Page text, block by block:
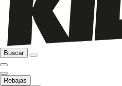
Buscar
Rebajas